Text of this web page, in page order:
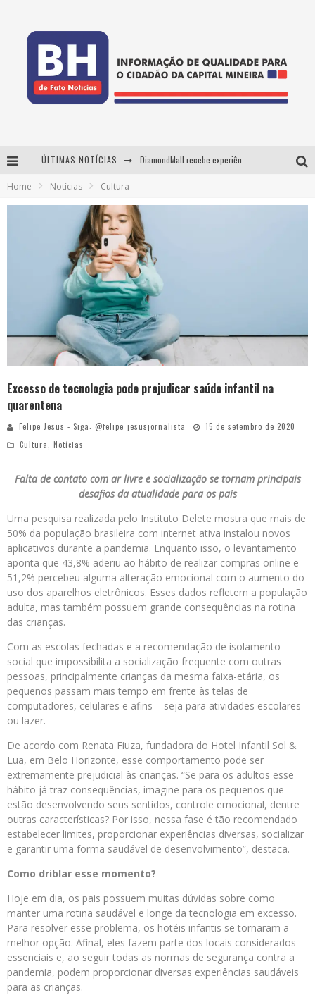
ÚLTIMAS NOTÍCIAS
Home Notícias Cultura
Excesso de tecnologia pode prejudicar saúde infantil na
quarentena
Felipe Jesus - Siga: @felipe_jesusjornalista
15 de setembro de 2020
Cultura, Notícias
Falta de contato com ar livre e socialização se tornam principais
desafios da atualidade para os pais
Uma pesquisa realizada pelo Instituto Delete mostra que mais de
50% da população brasileira com internet ativa instalou novos
aplicativos durante a pandemia. Enquanto isso, o levantamento
aponta que 43,8% aderiu ao hábito de realizar compras online e
51,2% percebeu alguma alteração emocional com o aumento do
uso dos aparelhos eletrônicos. Esses dados refletem a população
adulta, mas também possuem grande consequências na rotina
das crianças.
Com as escolas fechadas e a recomendação de isolamento
social que impossibilita a socialização frequente com outras
pessoas, principalmente crianças da mesma faixa-etária, os
pequenos passam mais tempo em frente às telas de
computadores, celulares e afins – seja para atividades escolares
ou lazer.
De acordo com Renata Fiuza, fundadora do Hotel Infantil Sol &
Lua, em Belo Horizonte, esse comportamento pode ser
extremamente prejudicial às crianças. “Se para os adultos esse
hábito já traz consequências, imagine para os pequenos que
estão desenvolvendo seus sentidos, controle emocional, dentre
outras características? Por isso, nessa fase é tão recomendado
estabelecer limites, proporcionar experiências diversas, socializar
e garantir uma forma saudável de desenvolvimento”, destaca.
Como driblar esse momento?
Hoje em dia, os pais possuem muitas dúvidas sobre como
manter uma rotina saudável e longe da tecnologia em excesso.
Para resolver esse problema, os hotéis infantis se tornaram a
melhor opção. Afinal, eles fazem parte dos locais considerados
essenciais e, ao seguir todas as normas de segurança contra a
pandemia, podem proporcionar diversas experiências saudáveis
para as crianças.